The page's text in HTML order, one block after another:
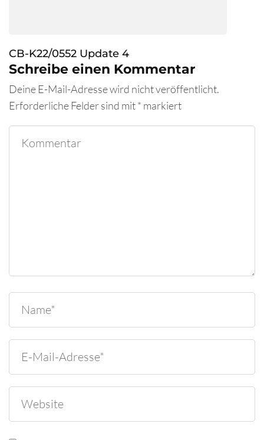
CB-K22/0552 Update 4
Schreibe einen Kommentar
Deine E-Mail-Adresse wird nicht veröffentlicht.
Erforderliche Felder sind mit* markiert